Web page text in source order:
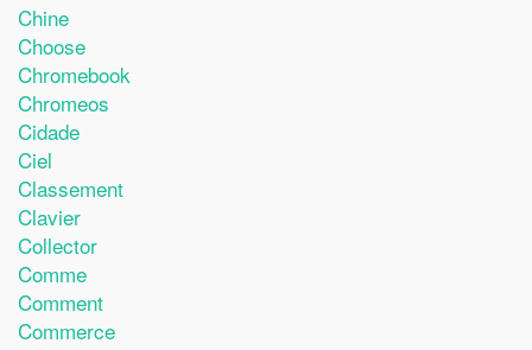
Chine
Choose
Chromebook
Chromeos
Cidade
Ciel
Classement
Clavier
Collector
Comme
Comment
Commerce